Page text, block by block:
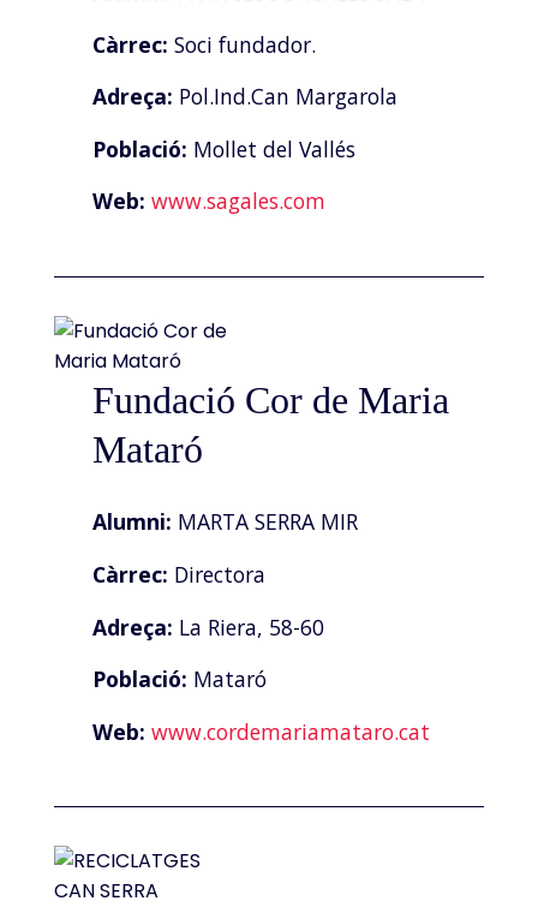
Càrrec: Soci fundador.
Adreça: Pol.Ind.Can Margarola
Població: Mollet del Vallés
Web: www.sagales.com
Fundació Cor de Maria
Mataró
Alumni: MARTA SERRA MIR
Càrrec: Directora
Adreça: La Riera, 58-60
Població: Mataró
Web: www.cordemariamataro.cat